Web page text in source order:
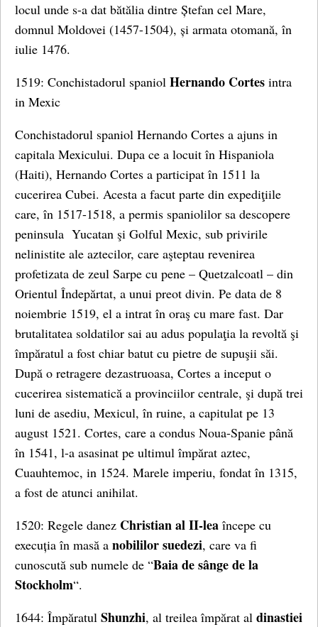
locul unde s-a dat bătălia dintre Ștefan cel Mare,
domnul Moldovei (1457-1504), și armata otomană, în
iulie 1476.
1519: Conchistadorul spaniol Hernando Cortes intra
in Mexic
Conchistadorul spaniol Hernando Cortes a ajuns in
capitala Mexicului. Dupa ce a locuit în Hispaniola
(Haiti), Hernando Cortes a participat în 1511 la
cucerirea Cubei. Acesta a facut parte din expediţiile
care, în 1517-1518, a permis spaniolilor sa descopere
peninsula Yucatan şi Golful Mexic, sub privirile
nelinistite ale aztecilor, care aşteptau revenirea
profetizata de zeul Sarpe cu pene – Quetzalcoatl – din
Orientul Îndepărtat, a unui preot divin. Pe data de 8
noiembrie 1519, el a intrat în oraş cu mare fast. Dar
brutalitatea soldatilor sai au adus populaţia la revoltă şi
împăratul a fost chiar batut cu pietre de supuşii săi.
După o retragere dezastruoasa, Cortes a inceput o
cucerirea sistematică a provinciilor centrale, şi după trei
luni de asediu, Mexicul, în ruine, a capitulat pe 13
august 1521. Cortes, care a condus Noua-Spanie până
în 1541, l-a asasinat pe ultimul împărat aztec,
Cuauhtemoc, in 1524. Marele imperiu, fondat în 1315,
a fost de atunci anihilat.
1520: Regele danez Christian al II-lea începe cu
execuția în masă a nobililor suedezi, care va fi
cunoscută sub numele de “Baia de sânge de la
Stockholm“.
1644: Împăratul Shunzhi, al treilea împărat al dinastiei